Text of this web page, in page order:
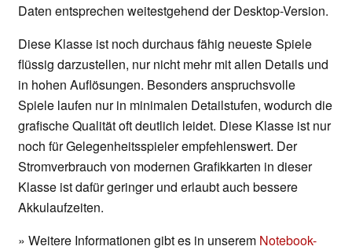
Daten entsprechen weitestgehend der Desktop-Version.
Diese Klasse ist noch durchaus fähig neueste Spiele
flüssig darzustellen, nur nicht mehr mit allen Details und
in hohen Auflösungen. Besonders anspruchsvolle
Spiele laufen nur in minimalen Detailstufen, wodurch die
grafische Qualität oft deutlich leidet. Diese Klasse ist nur
noch für Gelegenheitsspieler empfehlenswert. Der
Stromverbrauch von modernen Grafikkarten in dieser
Klasse ist dafür geringer und erlaubt auch bessere
Akkulaufzeiten.
» Weitere Informationen gibt es in unserem Notebook-